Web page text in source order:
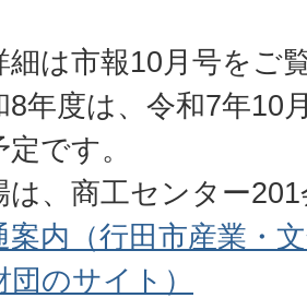
細は市報10月号をご
8年度は、令和7年10
です。
は、商工センター
案内（行田市産業・
団のサイト）